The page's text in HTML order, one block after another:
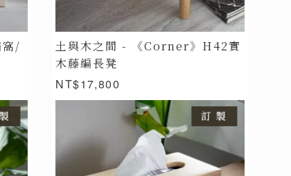
/
土與木之間 - 《Corner》H42實
木藤編長凳
NT$17,800